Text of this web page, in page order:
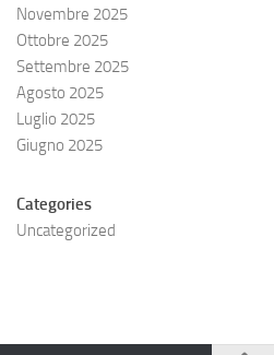
Novembre 2025
Ottobre 2025
Settembre 2025
Agosto 2025
Luglio 2025
Giugno 2025
Categories
Uncategorized